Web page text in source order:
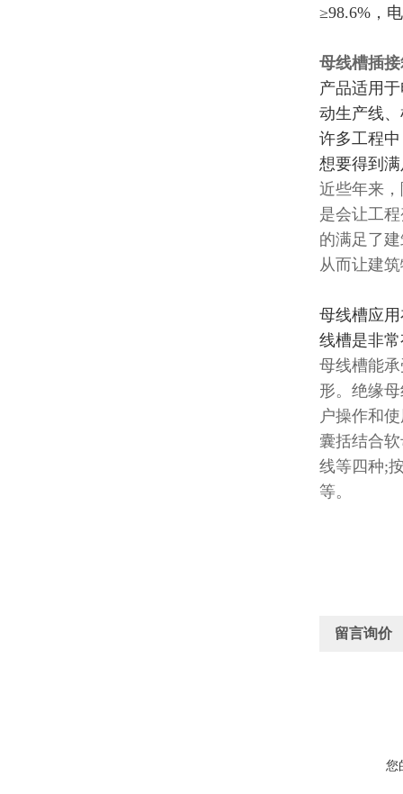
≥98.6%，
母线槽插
产品适用
动生产线
许多工程
想要得到
近些年来
是会让工
的满足了
从而让建
母线槽应
线槽是非
母线槽能
形。绝缘
户操作和
囊括结合
线等四种;
等。
留言询价
您